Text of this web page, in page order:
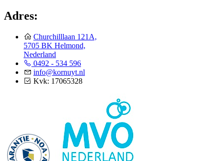
Adres:
Churchilllaan 121A,
5705 BK Helmond,
Nederland
0492 - 534 596
info@kornuyt.nl
Kvk: 17065328